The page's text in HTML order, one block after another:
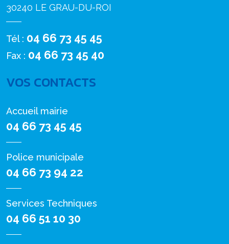
30240 LE GRAU-DU-ROI
Tél : 04 66 73 45 45
Fax : 04 66 73 45 40
VOS CONTACTS
Accueil mairie
04 66 73 45 45
Police municipale
04 66 73 94 22
Services Techniques
04 66 51 10 30